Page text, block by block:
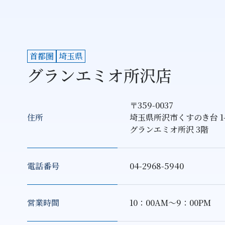
首都圏 埼玉県
グランエミオ所沢店
住所
〒359-0037
埼玉県所沢市くすのき台
グランエミオ所沢 3階
電話番号 04-2968-5940
営業時間 10：00AM～9：00PM